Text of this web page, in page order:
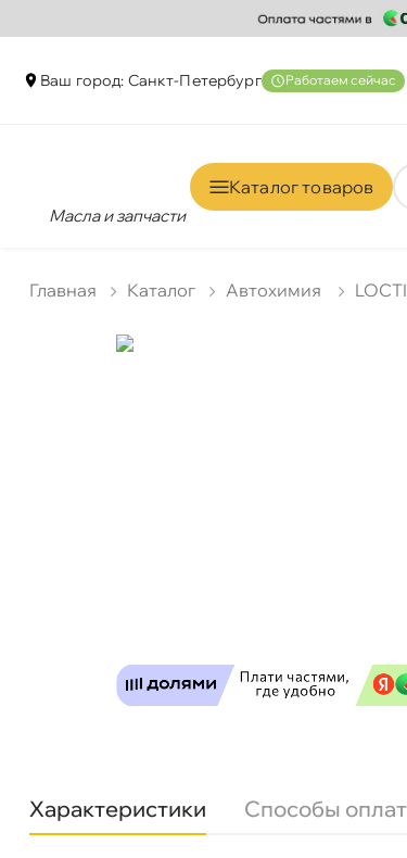
аш город: Санкт-Петербур Работаем сейчас
Масла и запчасти
Каталог товаро
Главная Катало Автохимия
Характеристики Способы
89148 Герметик прокладок
Самовывоз
Сегодня, бесплатно